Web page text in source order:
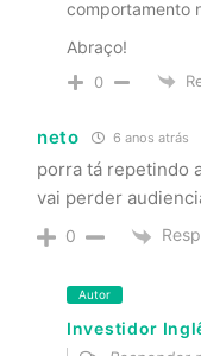
comportamento
Abraço!
0
neto 6 anos atrás
porra tá repetindo
vai perder
0
Autor
Investidor